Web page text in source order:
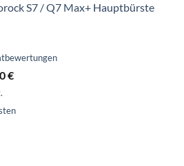
S7 / Q7 Max+ Hauptbürste
€
€Aktueller
18,90 €.